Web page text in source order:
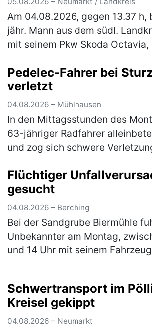
Am 04.08.2026, gegen 13.37 h,
jähr. Mann aus dem südl.
mit seinem Pkw Skoda Octavia,
Lengenfeld. Ca. 500 m nach der
(mehr)
Pedelec-Fahrer bei
verletzt
04.08.2026 – Mühlhausen
In den Mittagsstunden des
63-jähriger Radfahrer
und zog sich schwere
Radweg von Weihersdorf in
Flüchtiger
gesucht
04.08.2026 – Berching
Bei der Sandgrube Biermühle
Unbekannter am Montag,
und 14 Uhr mit seinem
(mehr)
Schwertransport im
Kreisel gekippt
04.08.2026 – Neumarkt